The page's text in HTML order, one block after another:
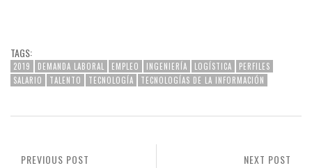
TAGS:
2019 DEMANDA LABORAL EMPLEO INGENIERÍA LOGÍSTICA
PERFILES
SALARIO
TALENTO TECNOLOGÍA TECNOLOGÍAS DE LA INFORMACIÓN
NEXT POST
PREVIOUS POST